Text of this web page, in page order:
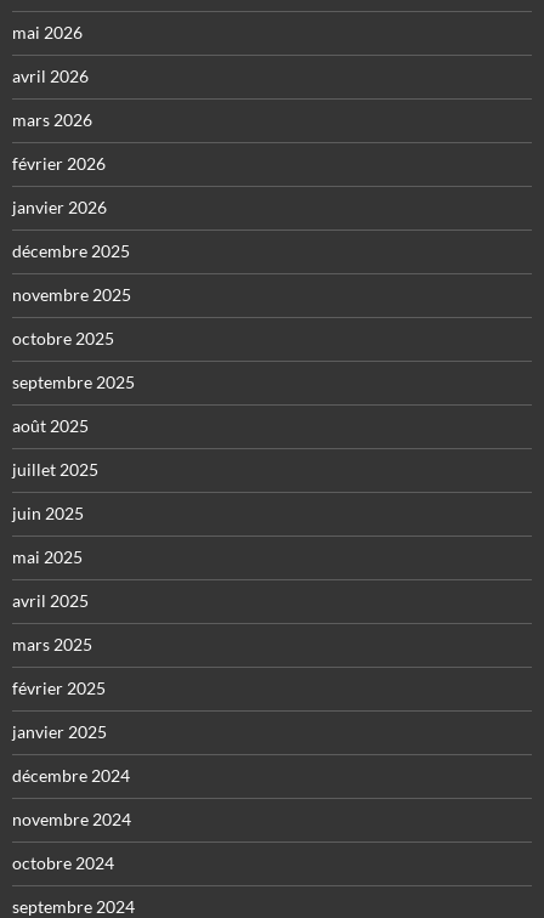
mai 2026
avril 2026
mars 2026
février 2026
janvier 2026
décembre 2025
novembre 2025
octobre 2025
septembre 2025
août 2025
juillet 2025
juin 2025
mai 2025
avril 2025
mars 2025
février 2025
janvier 2025
décembre 2024
novembre 2024
octobre 2024
septembre 2024